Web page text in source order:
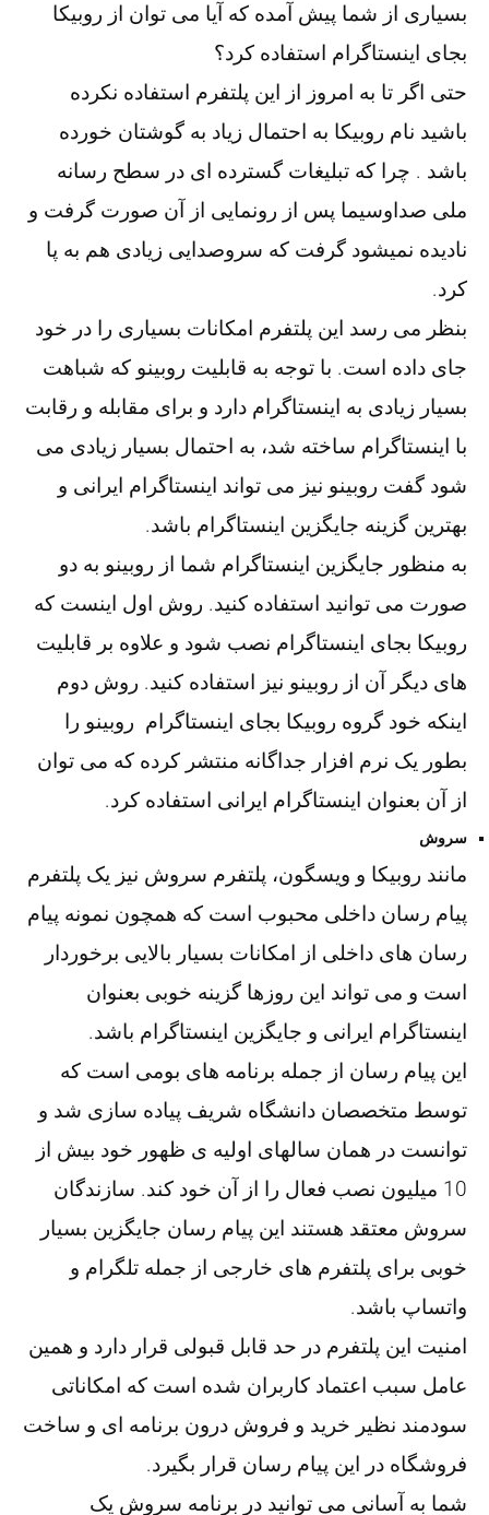
بسیاری از شما پیش آمده که آیا می توان از روبیکا
بجای اینستاگرام استفاده کرد؟
حتی اگر تا به امروز از این پلتفرم استفاده نکرده
باشید نام روبیکا به احتمال زیاد به گوشتان خورده
باشد . چرا که تبلیغات گسترده ای در سطح رسانه
ملی صداوسیما پس از رونمایی از آن صورت گرفت و
نادیده نمیشود گرفت که سروصدایی زیادی هم به پا
کرد.
بنظر می رسد این پلتفرم امکانات بسیاری را در خود
جای داده است. با توجه به قابلیت روبینو که شباهت
بسیار زیادی به اینستاگرام دارد و برای مقابله و رقابت
با اینستاگرام ساخته شد، به احتمال بسیار زیادی می
شود گفت روبینو نیز می تواند اینستاگرام ایرانی و
بهترین گزینه جایگزین اینستاگرام باشد.
به منظور جایگزین اینستاگرام شما از روبینو به دو
صورت می توانید استفاده کنید. روش اول اینست که
روبیکا بجای اینستاگرام نصب شود و علاوه بر قابلیت
های دیگر آن از روبینو نیز استفاده کنید. روش دوم
اینکه خود گروه روبیکا بجای اینستاگرام روبینو را
بطور یک نرم افزار جداگانه منتشر کرده که می توان
از آن بعنوان اینستاگرام ایرانی استفاده کرد.
سروش
مانند روبیکا و ویسگون، پلتفرم سروش نیز یک پلتفرم
پیام رسان داخلی محبوب است که همچون نمونه پیام
رسان های داخلی از امکانات بسیار بالایی برخوردار
است و می تواند این روزها گزینه خوبی بعنوان
اینستاگرام ایرانی و جایگزین اینستاگرام باشد.
این پیام رسان از جمله برنامه های بومی است که
توسط متخصصان دانشگاه شریف پیاده سازی شد و
توانست در همان سالهای اولیه ی ظهور خود بیش از
10 میلیون نصب فعال را از آن خود کند. سازندگان
سروش معتقد هستند این پیام رسان جایگزین بسیار
خوبی برای پلتفرم های خارجی از جمله تلگرام و
واتساپ باشد.
امنیت این پلتفرم در حد قابل قبولی قرار دارد و همین
عامل سبب اعتماد کاربران شده است که امکاناتی
سودمند نظیر خرید و فروش درون برنامه ای و ساخت
فروشگاه در این پیام رسان قرار بگیرد.
شما به آسانی می توانید در برنامه سروش یک